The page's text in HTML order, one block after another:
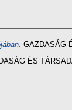
GAZDASÁG
ÉS